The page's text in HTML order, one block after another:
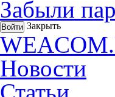
Забыли
Закрыть
Новости